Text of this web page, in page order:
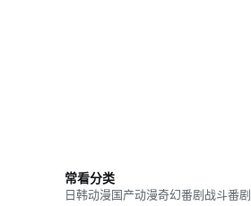
常看分类
日韩动漫国产动漫奇幻番剧战斗番剧